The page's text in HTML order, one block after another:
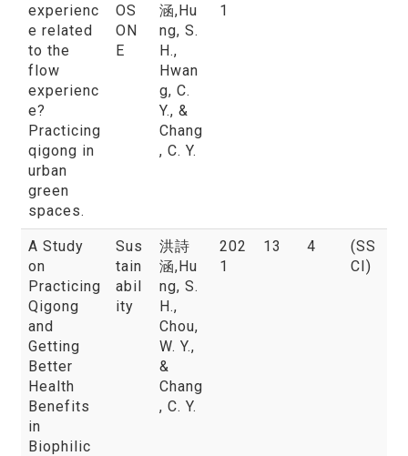
experienc
e related
to the
flow
experienc
e?
Practicing
qigong in
urban
green
spaces.
OS
ON
E
涵,Hu
ng, S.
H.,
Hwan
g, C.
Y., &
Chang
, C. Y.
1
A Study
on
Practicing
Qigong
and
Getting
Better
Health
Benefits
in
Biophilic
Sus
tain
abil
ity
洪詩
涵,Hu
ng, S.
H.,
Chou,
W. Y.,
&
Chang
, C. Y.
202
1
13 4
(SS
CI)